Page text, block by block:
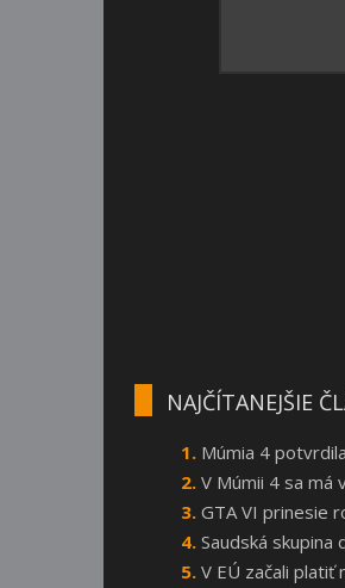
NAJČÍTANEJŠIE
Múmia 4
V Múmii 4 sa má
GTA VI prinesie
Saudská skupina
V EÚ začali